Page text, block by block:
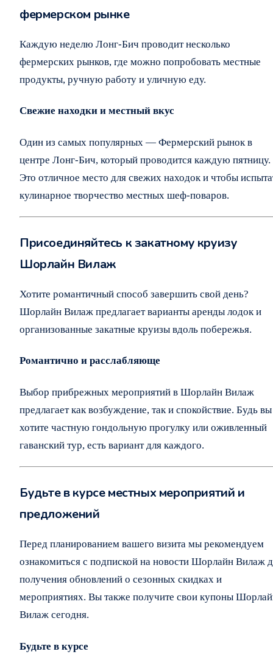
фермерском рынке
Каждую неделю Лонг-Бич проводит несколько
фермерских рынков, где можно попробовать местные
продукты, ручную работу и уличную еду.
Свежие находки и местный вкус
Один из самых популярных — Фермерский рынок в
центре Лонг-Бич, который проводится каждую пятницу.
Это отличное место для свежих находок и чтобы
кулинарное творчество местных шеф-поваров.
Присоединяйтесь к закатному круизу
Шорлайн Вилаж
Хотите романтичный способ завершить свой день?
Шорлайн Вилаж предлагает варианты аренды лодок и
организованные закатные круизы вдоль побережья.
Романтично и расслабляюще
Выбор прибрежных мероприятий в Шорлайн Вилаж
предлагает как возбуждение, так и спокойствие. Будь вы
хотите частную гондольную прогулку или оживленный
гаванский тур, есть вариант для каждого.
Будьте в курсе местных мероприятий и
предложений
Перед планированием вашего визита мы рекомендуем
ознакомиться с подпиской на новости Шорлайн Вилаж
получения обновлений о сезонных скидках и
мероприятиях. Вы также получите свои купоны
Вилаж сегодня.
Будьте в курсе